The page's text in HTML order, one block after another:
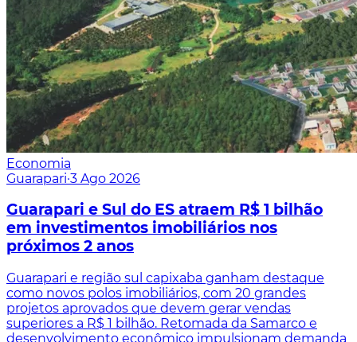
Economia
Guarapari·3 Ago 2026
Guarapari e Sul do ES atraem R$ 1 bilhão
em investimentos imobiliários nos
próximos 2 anos
Guarapari e região sul capixaba ganham destaque
como novos polos imobiliários, com 20 grandes
projetos aprovados que devem gerar vendas
superiores a R$ 1 bilhão. Retomada da Samarco e
desenvolvimento econômico impulsionam demanda